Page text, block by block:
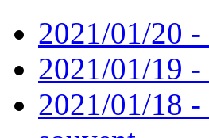
2021/01/20
2021/01/19
2021/01/18 -